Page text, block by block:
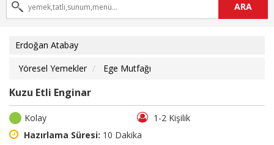
ARA
Erdoğan Atabay
Yöresel Yemekler
Ege Mutfağı
Kuzu Etli Enginar
Kolay
1-2 Kişilik
Hazırlama Süresi: 10 Dakika